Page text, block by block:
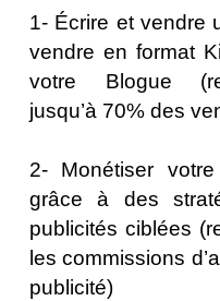
1- Écrire et vendre
vendre en format
votre Blogue
jusqu’à 70% des
2- Monétiser
grâce à des
publicités ciblées
les commissions
publicité)